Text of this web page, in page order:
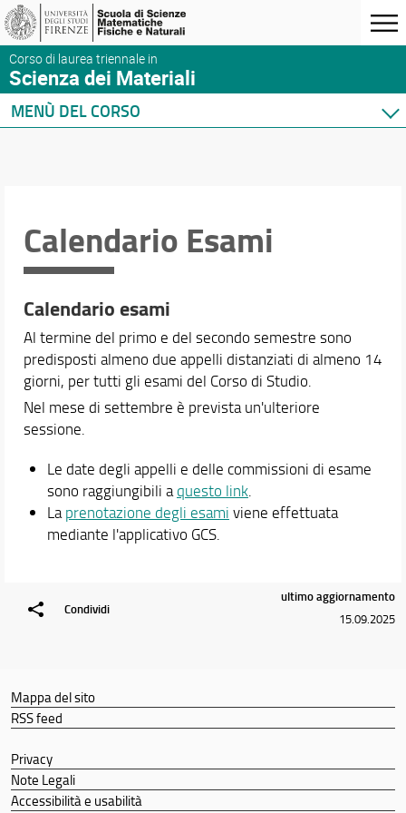
Corso di laurea triennale in
Scienza dei Materiali
MENÙ DEL CORSO
Docenti
Orario e calendari
Orario delle lezioni anno accademico 2025/2026
Calendario Esami
Chiusura delle strutture dell'Ateneo per gli anni
Calendario Esami
Calendario esami
Al termine del primo e del secondo semestre sono
predisposti almeno due appelli distanziati di almeno 14
giorni, per tutti gli esami del Corso di Studio.
Nel mese di settembre è prevista un'ulteriore
sessione.
Le date degli appelli e delle commissioni di esame
sono raggiungibili aquesto link.
Laprenotazione degli esami viene effettuata
mediante l'applicativo GCS.
Condividi
ultimo aggiornamento
15.09.2025
Mappa del sito
RSS feed
Privacy
Note Legali
Accessibilità e usabilità